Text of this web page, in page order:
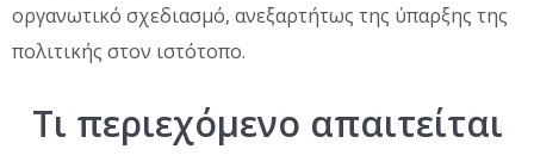
οργανωτικό σχεδιασμό, ανεξαρτήτως της ύπαρξης της
πολιτικής στον ιστότοπο.
Τι περιεχόμενο απαιτείται